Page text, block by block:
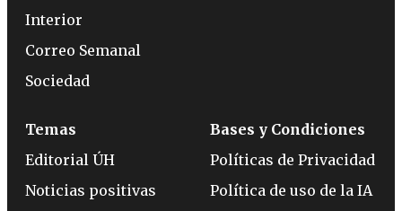
Interior
Correo Semanal
Sociedad
Temas
Editorial ÚH
Noticias positivas
Bases y Condiciones
Políticas de Privacidad
Política de uso de la IA